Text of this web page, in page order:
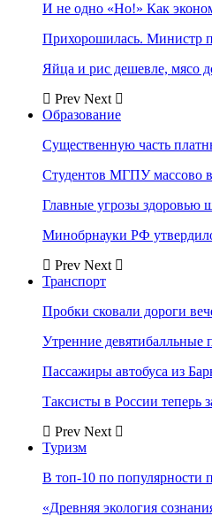
И не одно «Но!» Как
Прихорошилась. Министр
Яйца и рис дешевле, мясо
Prev Next
Образование
Существенную часть
Студентов МГПУ массово
Главные угрозы здоровью
Минобрнауки РФ
Prev Next
Транспорт
Пробки сковали дороги
Утренние девятибалльные
Пассажиры автобуса из
Таксисты в России теперь
Prev Next
Туризм
В топ-10 по популярности
«Древняя экология